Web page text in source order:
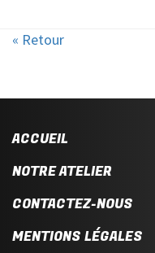
« Retour
ACCUEIL
NOTRE ATELIER
CONTACTEZ-NOUS
MENTIONS LÉGALES